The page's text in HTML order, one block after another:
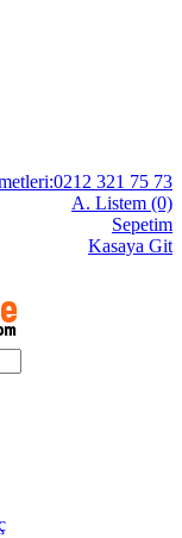
321 75 73
A. Listem (0)
Sepetim
Kasaya Git